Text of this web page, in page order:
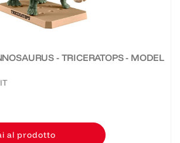
- TRICERATOPS - MODEL
al prodotto